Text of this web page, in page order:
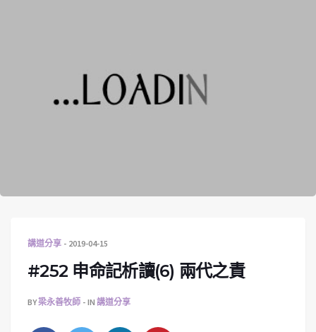
講道分享 2019-04-15
#252 申命記析讀(6) 兩代之責
BY梁永善牧師 IN 講道分享